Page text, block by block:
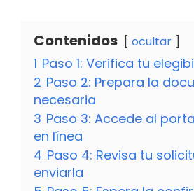
Contenidos ocultar
1 Paso 1: Verifica tu
2 Paso 2: Prepara la
necesaria
3 Paso 3: Accede al
en línea
4 Paso 4: Revisa tu
enviarla